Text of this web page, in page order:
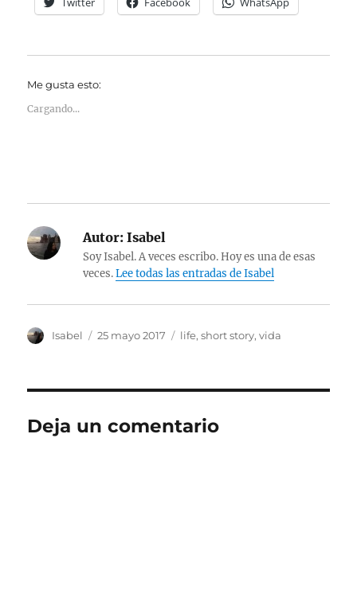
Me gusta esto:
Cargando...
Autor: Isabel
Soy Isabel. A veces escribo. Hoy es una de esas
veces.Lee todas las entradas de Isabel
Autor
Isabel
Publicado
25 mayo 2017 Categorías
life,short story,vida
Deja un comentario